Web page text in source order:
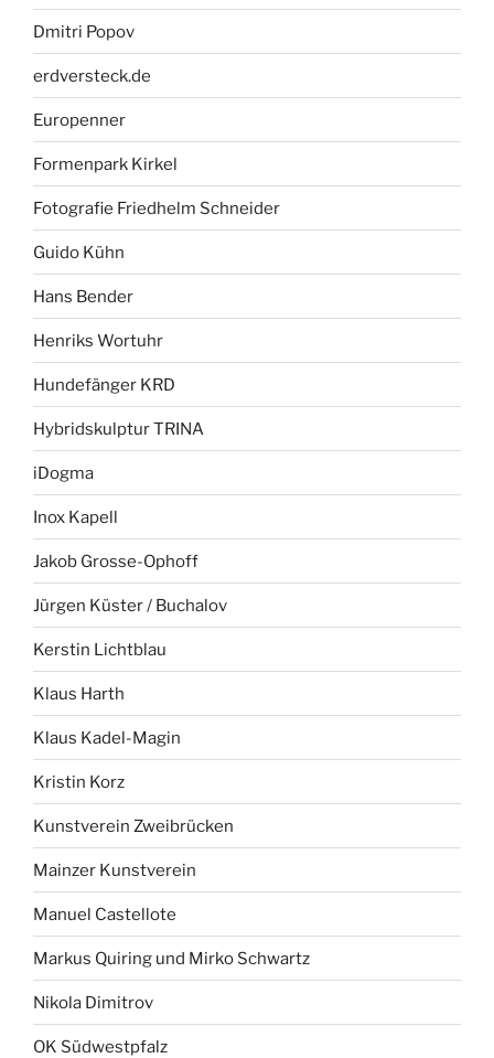
Dmitri Popov
erdversteck.de
Europenner
Formenpark Kirkel
Fotografie Friedhelm Schneider
Guido Kühn
Hans Bender
Henriks Wortuhr
Hundefänger KRD
Hybridskulptur TRINA
iDogma
Inox Kapell
Jakob Grosse-Ophoff
Jürgen Küster / Buchalov
Kerstin Lichtblau
Klaus Harth
Klaus Kadel-Magin
Kristin Korz
Kunstverein Zweibrücken
Mainzer Kunstverein
Manuel Castellote
Markus Quiring und Mirko Schwartz
Nikola Dimitrov
OK Südwestpfalz